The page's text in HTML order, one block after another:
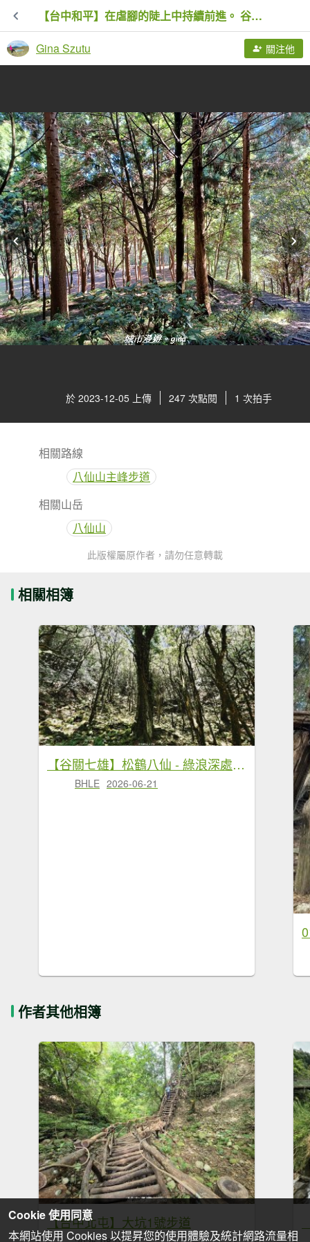
【台中和平】在虐腳的陡上中持續前進。 谷關七雄-八仙山主峰步道
Gina Szutu 關注他
於 2023-12-05 上傳 247 次點閱 1 次拍手
相關路線
八仙山主峰步道
相關山岳
八仙山
此版權屬原作者，請勿任意轉載
相關相簿
【谷關七雄】松鶴八仙 - 綠浪深處，時間長成樹的模樣
BHLE 2026-06-21
作者其他相簿
【台中北屯】大坑1號步道
Cookie 使用同意
本網站使用 Cookies 以提昇您的使用體驗及統計網路流量相